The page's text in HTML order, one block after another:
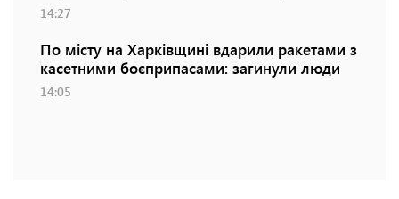
14:27
По місту на Харківщині вдарили ракетами з
касетними боєприпасами: загинули люди
14:05